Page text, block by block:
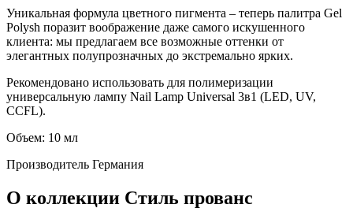
Уникальная формула цветного пигмента – теперь палитра Gel
Polysh поразит воображение даже самого искушенного
клиента: мы предлагаем все возможные оттенки от
элегантных полупрозначных до экстремально ярких.
Рекомендовано использовать для полимеризации
универсальную лампу Nail Lamp Universal 3в1 (LED, UV,
CCFL).
Объем: 10 мл
Производитель Германия
О коллекции Стиль прованс